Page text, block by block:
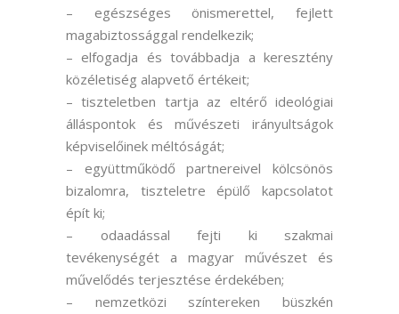
– egészséges önismerettel, fejlett
magabiztossággal rendelkezik;
– elfogadja és továbbadja a keresztény
közéletiség alapvető értékeit;
– tiszteletben tartja az eltérő ideológiai
álláspontok és művészeti irányultságok
képviselőinek méltóságát;
– együttműködő partnereivel kölcsönös
bizalomra, tiszteletre épülő kapcsolatot
épít ki;
– odaadással fejti ki szakmai
tevékenységét a magyar művészet és
művelődés terjesztése érdekében;
– nemzetközi színtereken büszkén